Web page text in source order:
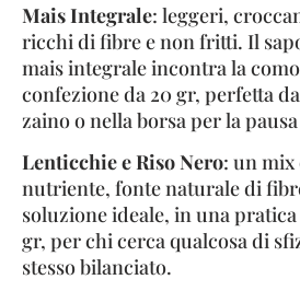
Mais Integrale: leggeri,
ricchi di fibre e non fritti. Il
mais integrale incontra la
confezione da 20 gr, perfetta
zaino o nella borsa per la
Lenticchie e Riso Nero: un
nutriente, fonte naturale di
soluzione ideale, in una
gr, per chi cerca qualcosa di
stesso bilanciato.